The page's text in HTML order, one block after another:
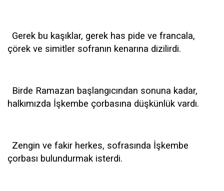
Gerek bu kaşıklar, gerek has pide ve francala,
çörek ve simitler sofranın kenarına dizilirdi.
Birde Ramazan başlangıcından sonuna kadar,
halkımızda İşkembe çorbasına düşkünlük vardı.
Zengin ve fakir herkes, sofrasında İşkembe
çorbası bulundurmak isterdi.